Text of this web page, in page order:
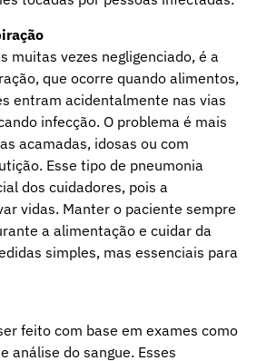
muitas vezes negligenciado, é a
que ocorre quando alimentos,
entram acidentalmente nas vias
infecção. O problema é mais
acamadas, idosas ou com
Esse tipo de pneumonia
dos cuidadores, pois a
vidas. Manter o paciente sempre
a alimentação e cuidar da
simples, mas essenciais para
feito com base em exames como
análise do sangue. Esses